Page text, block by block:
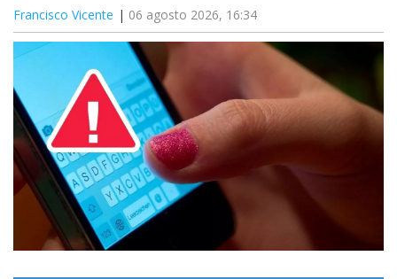
Francisco Vicente 06 agosto 2026, 16:34